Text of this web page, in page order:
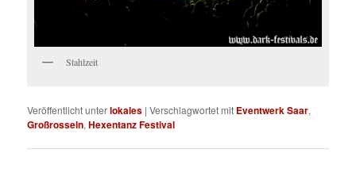
Stahlzeit
Veröffentlicht unterlokales |Verschlagwortet mit Eventwerk Saar,
Großrosseln,Hexentanz Festival